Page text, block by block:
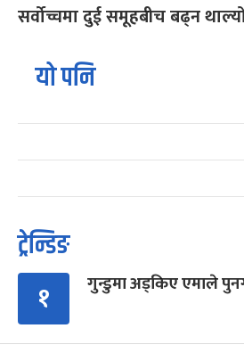
सर्वोच्चमा दुई समूहबीच बढ्न
यो पनि
ट्रेन्डिङ
१ गुन्डुमा अड्किए एमाले